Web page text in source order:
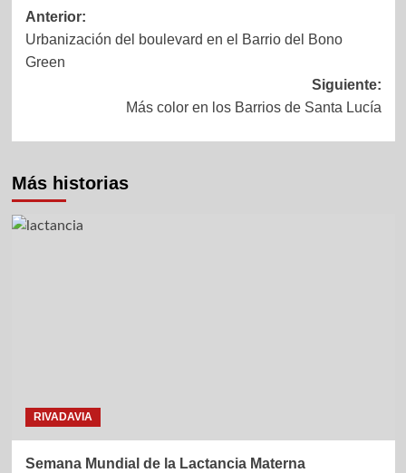
Anterior:
Urbanización del boulevard en el Barrio del Bono
Green
Siguiente:
Más color en los Barrios de Santa Lucía
Más historias
RIVADAVIA
Semana Mundial de la Lactancia Materna